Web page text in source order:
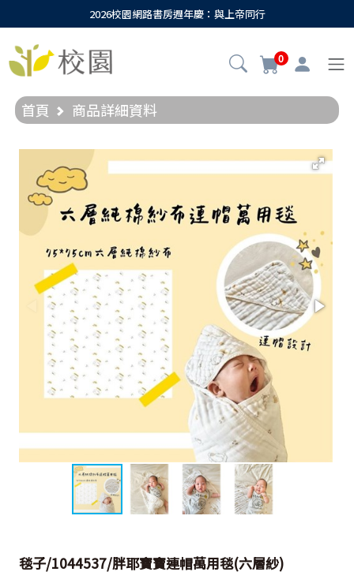
2026校園網路書房週年慶：與上帝同行
0
首頁 商品詳細資料
毯子/1044537/胖耶寶寶連帽萬用毯(六層紗)